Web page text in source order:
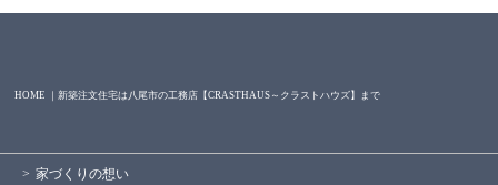
HOME ｜新築注文住宅は八尾市の工務店【CRASTHAUS～クラストハウズ】まで
家づくりの想い